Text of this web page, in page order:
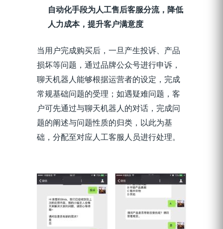
自动化手段为人工售后客服分流，降低
人力成本，提升客户满意度
当用户完成购买后， 一旦产生投诉、产品
损坏等问题， 通过品牌公众号进行申诉，
聊天机器人能够根据运营者的设定，完成
常规基础问题的受理；如遇疑难问题，客
户可先通过与聊天机器人的对话，完成问
题的阐述与问题性质的归类，以此为基
础，分配至对应人工客服人员进行处理。